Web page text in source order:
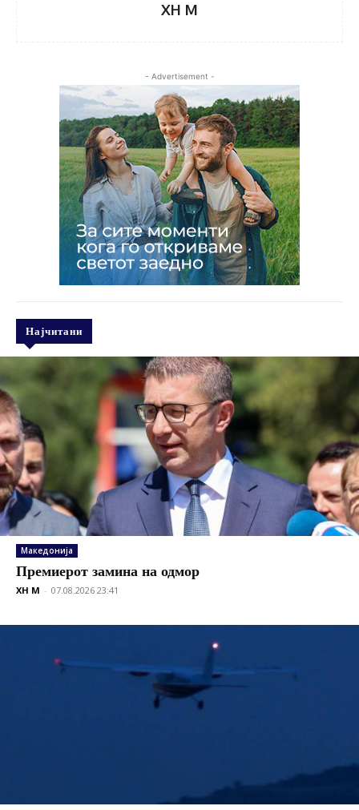
XH M
- Advertisement -
Најчитани
Македонија
Премиерот замина на одмор
XH M - 07.08.2026 23:41